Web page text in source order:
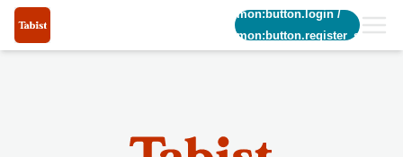
common:button.login/
common:button.register_short